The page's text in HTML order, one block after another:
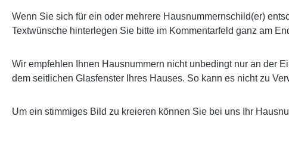
Wenn Sie sich für ein oder mehrere Hausnummernschild(er)
Textwünsche hinterlegen Sie bitte im Kommentarfeld ganz am
Wir empfehlen Ihnen Hausnummern nicht unbedingt nur an der
dem seitlichen Glasfenster Ihres Hauses. So kann es nicht zu
Um ein stimmiges Bild zu kreieren können Sie bei uns Ihr